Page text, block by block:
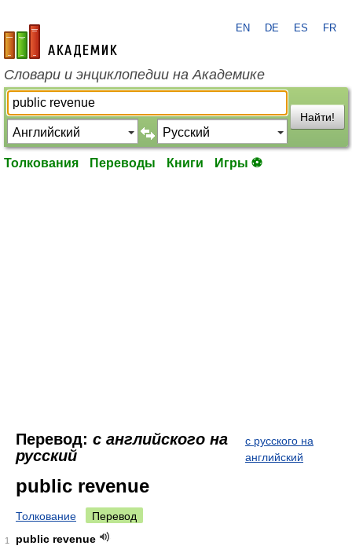
academic.ru
EN DE ES FR
Словари и энциклопедии на Академике
Найти!
Толкования Переводы Книги Игры ⚽
Перевод: с английского на
русский
с русского на
английский
public revenue
Толкование Перевод
1
public revenue